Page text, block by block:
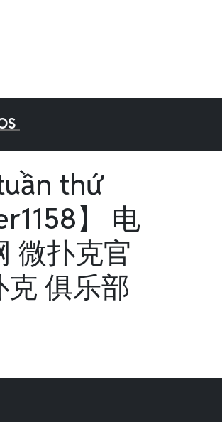
thứ
】 电
微扑克官
俱乐部